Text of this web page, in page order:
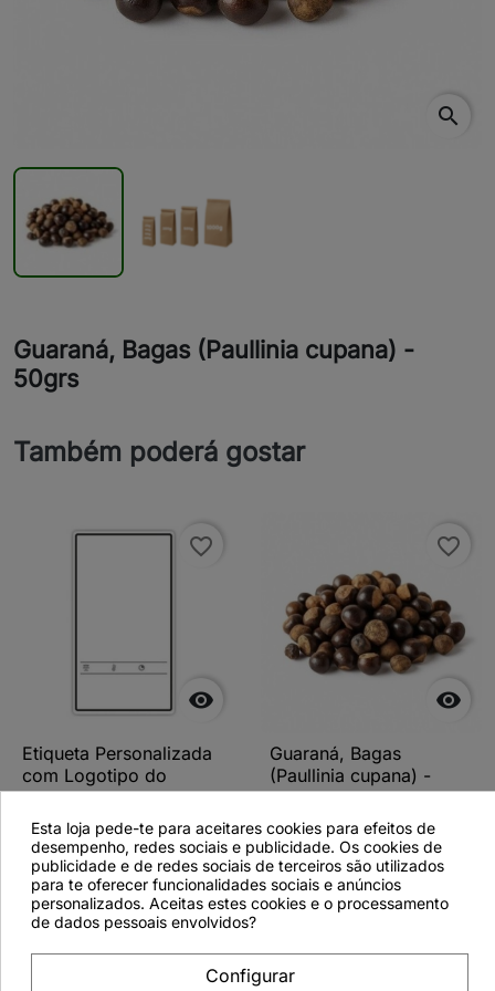
search
Guaraná, Bagas (Paullinia cupana) -
50grs
Também poderá gostar

favorite_border
Etiqueta Personalizada
com Logotipo do
Cliente - 103x57mm
T25
Ver detalhes

favorite_border
Guaraná, Bagas
(Paullinia cupana) -
200grs
Esta loja pede-te para aceitares cookies para efeitos de
desempenho, redes sociais e publicidade. Os cookies de
publicidade e de redes sociais de terceiros são utilizados
para te oferecer funcionalidades sociais e anúncios
personalizados. Aceitas estes cookies e o processamento
de dados pessoais envolvidos?
Configurar